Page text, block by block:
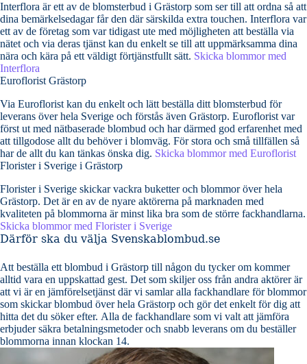
Interflora är ett av de blomsterbud i Grästorp som ser till att ordna så att
dina bemärkelsedagar får den där särskilda extra touchen. Interflora var
ett av de företag som var tidigast ute med möjligheten att beställa via
nätet och via deras tjänst kan du enkelt se till att uppmärksamma dina
nära och kära på ett väldigt förtjänstfullt sätt. Skicka blommor med
Interflora
Euroflorist Grästorp
Via Euroflorist kan du enkelt och lätt beställa ditt blomsterbud för
leverans över hela Sverige och förstås även Grästorp. Euroflorist var
först ut med nätbaserade blombud och har därmed god erfarenhet med
att tillgodose allt du behöver i blomväg. För stora och små tillfällen så
har de allt du kan tänkas önska dig. Skicka blommor med Euroflorist
Florister i Sverige i Grästorp
Florister i Sverige skickar vackra buketter och blommor över hela
Grästorp. Det är en av de nyare aktörerna på marknaden med
kvaliteten på blommorna är minst lika bra som de större fackhandlarna.
Skicka blommor med Florister i Sverige
Därför ska du välja Svenskablombud.se
Att beställa ett blombud i Grästorp till någon du tycker om kommer
alltid vara en uppskattad gest. Det som skiljer oss från andra aktörer är
att vi är en jämförelsetjänst där vi samlar alla fackhandlare för blommor
som skickar blombud över hela Grästorp och gör det enkelt för dig att
hitta det du söker efter. Alla de fackhandlare som vi valt att jämföra
erbjuder säkra betalningsmetoder och snabb leverans om du beställer
blommorna innan klockan 14.